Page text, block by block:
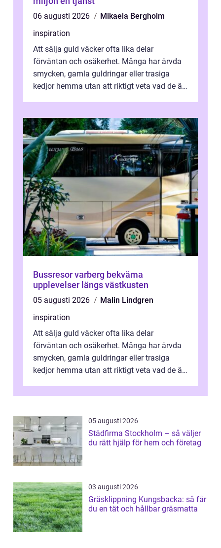
06 augusti 2026
Mikaela Bergholm
inspiration
Att sälja guld väcker ofta lika delar
förväntan och osäkerhet. Många har ärvda
smycken, gamla guldringar eller trasiga
kedjor hemma utan att riktigt veta vad de är
Bussresor varberg bekväma
upplevelser längs västkusten
05 augusti 2026
Malin Lindgren
inspiration
Att sälja guld väcker ofta lika delar
förväntan och osäkerhet. Många har ärvda
smycken, gamla guldringar eller trasiga
kedjor hemma utan att riktigt veta vad de är
05 augusti 2026
Städfirma Stockholm – så väljer
du rätt hjälp för hem och företag
03 augusti 2026
Gräsklippning Kungsbacka: så får
du en tät och hållbar gräsmatta